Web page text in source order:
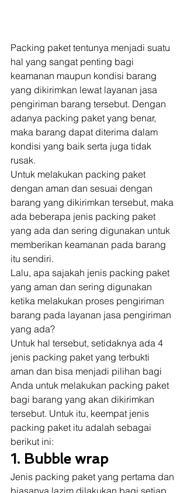
Packing paket tentunya menjadi suatu
hal yang sangat penting bagi
keamanan maupun kondisi barang
yang dikirimkan lewat layanan jasa
pengiriman barang tersebut. Dengan
adanya packing paket yang benar,
maka barang dapat diterima dalam
kondisi yang baik serta juga tidak
rusak.
Untuk melakukan packing paket
dengan aman dan sesuai dengan
barang yang dikirimkan tersebut, maka
ada beberapa jenis packing paket
yang ada dan sering digunakan untuk
memberikan keamanan pada barang
itu sendiri.
Lalu, apa sajakah jenis packing paket
yang aman dan sering digunakan
ketika melakukan proses pengiriman
barang pada layanan jasa pengiriman
yang ada?
Untuk hal tersebut, setidaknya ada 4
jenis packing paket yang terbukti
aman dan bisa menjadi pilihan bagi
Anda untuk melakukan packing paket
bagi barang yang akan dikirimkan
tersebut. Untuk itu, keempat jenis
packing paket itu adalah sebagai
berikut ini:
1. Bubble wrap
Jenis packing paket yang pertama dan